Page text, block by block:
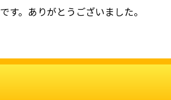
です。ありがとうございました。